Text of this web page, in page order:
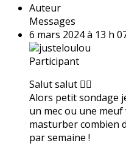
Auteur
Messages
6 mars 2024 à 13 h
justeloulou
Participant
Salut salut ✌🏼
Alors petit sondage
un mec ou une
masturber combien
par semaine !